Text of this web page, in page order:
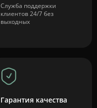
Служба поддержки
клиентов 24/7 без
выходных
Гарантия качества